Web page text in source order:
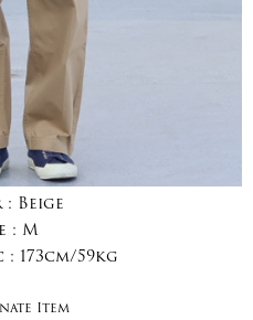
: Beige
: M
: 173cm/59kg
Item